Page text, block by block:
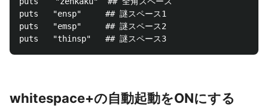
puts   "ensp"     ## 謎スペース1
puts   "emsp"     ## 謎スペース2
whitespace+の自動起動をONにする